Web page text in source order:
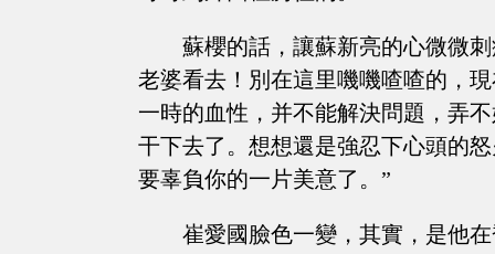
蘇櫻的話，讓蘇新亮的心微微
老婆看去！別在這里嘰嘰喳喳的，
一時的血性，并不能解決問題，弄
干下去了。想想還是強忍下心頭的
要辜負你的一片美意了。”
崔愛國臉色一變，其實，是他